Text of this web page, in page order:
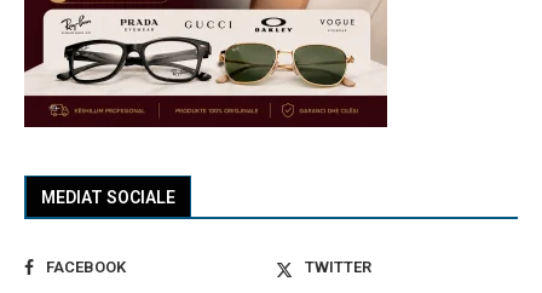
MEDIAT SOCIALE
FACEBOOK
TWITTER